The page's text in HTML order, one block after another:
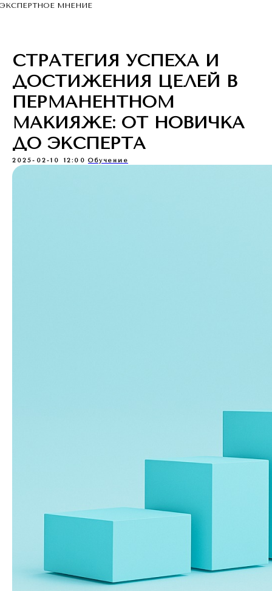
ЭКСПЕРТНОЕ МНЕНИЕ
СТРАТЕГИЯ УСПЕХА И
ДОСТИЖЕНИЯ ЦЕЛЕЙ В
ПЕРМАНЕНТНОМ
МАКИЯЖЕ: ОТ НОВИЧКА
ДО ЭКСПЕРТА
2025-02-10 12:00 Обучение